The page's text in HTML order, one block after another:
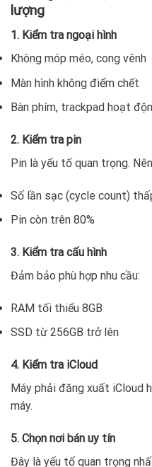
lượng
1. Kiểm tra ngoại hình
Không móp méo, cong vênh
Màn hình không điểm chết
Bàn phím, trackpad hoạt
2. Kiểm tra pin
Pin là yếu tố quan trọng.
Số lần sạc (cycle count)
Pin còn trên 80%
3. Kiểm tra cấu hình
Đảm bảo phù hợp nhu cầu:
RAM tối thiểu 8GB
SSD từ 256GB trở lên
4. Kiểm tra iCloud
Máy phải đăng xuất iCloud
máy.
5. Chọn nơi bán uy tín
Đây là yếu tố quan trọng